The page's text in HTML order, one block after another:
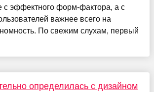
с эффектного форм-фактора, а с
важнее всего на
По свежим слухам, первый
определилась с дизайном